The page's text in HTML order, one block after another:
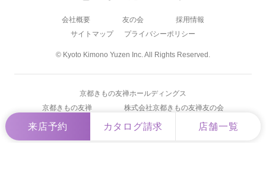
来店予約 カタログ請求 店舗一覧
九州
© Kyoto Kimono Yuzen Inc. All Rights Reserved.
会社概要 友の会
採用情報
サイトマップ
プライバシーポリシー
京都きもの友禅ホールディングス
京都きもの友禅
株式会社京都きもの友禅友の会